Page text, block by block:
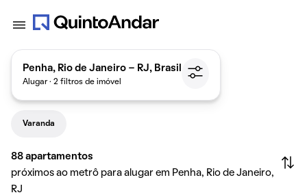
Penha, Rio de Janeiro - RJ, Brasil
Alugar · 2 filtros de imóvel
Varanda
88 apartamentos
próximos ao metrô para alugar em Penha, Rio de Janeiro,
RJ